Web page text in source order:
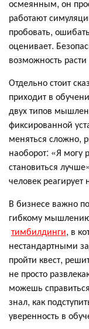
осмеянным, он
работают
пробовать,
оценивает.
возможность
Отдельно стоит
приходит в
двух типов
фиксированной
меняться сложно,
наоборот: «Я могу
становиться
человек реагирует
В бизнесе важно
гибкому
тимбилдинги, в
нестандартными
пройти квест,
не просто
можешь
знал, как
уверенность в